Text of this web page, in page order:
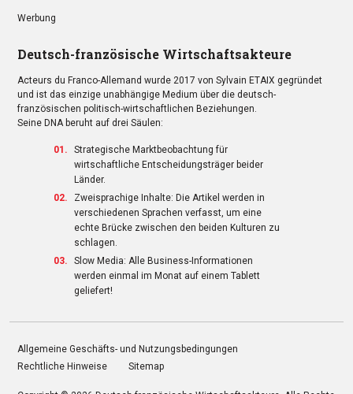
Werbung
Deutsch-französische Wirtschaftsakteure
Acteurs du Franco-Allemand wurde 2017 von Sylvain ETAIX gegründet
und ist das einzige unabhängige Medium über die deutsch-
französischen politisch-wirtschaftlichen Beziehungen.
Seine DNA beruht auf drei Säulen:
Strategische Marktbeobachtung für
wirtschaftliche Entscheidungsträger beider
Länder.
Zweisprachige Inhalte: Die Artikel werden in
verschiedenen Sprachen verfasst, um eine
echte Brücke zwischen den beiden Kulturen zu
schlagen.
Slow Media: Alle Business-Informationen
werden einmal im Monat auf einem Tablett
geliefert!
Allgemeine Geschäfts- und Nutzungsbedingungen
Rechtliche Hinweise
Sitemap